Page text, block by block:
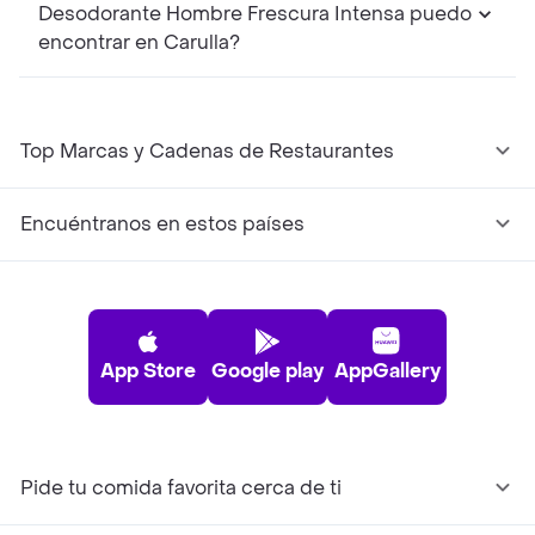
Desodorante Hombre Frescura Intensa puedo
encontrar en Carulla?
Top Marcas y Cadenas de Restaurantes
Encuéntranos en estos países
App Store Google play AppGallery
Pide tu comida favorita cerca de ti